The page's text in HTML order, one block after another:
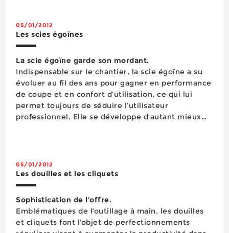
Sciage
Serrage
Signalisation
Soudage
Vissage
Visserie boulonnerie
Vêtements de protection
protection des bâtiments
scellements chimiques
05/01/2012
Les scies égoïnes
La scie égoïne garde son mordant.
Indispensable sur le chantier, la scie égoïne a su
évoluer au fil des ans pour gagner en performance
de coupe et en confort d’utilisation, ce qui lui
permet toujours de séduire l’utilisateur
professionnel. Elle se développe d’autant mieux
05/01/2012
Les douilles et les cliquets
Sophistication de l’offre.
Emblématiques de l’outillage à main, les douilles
et cliquets font l’objet de perfectionnements